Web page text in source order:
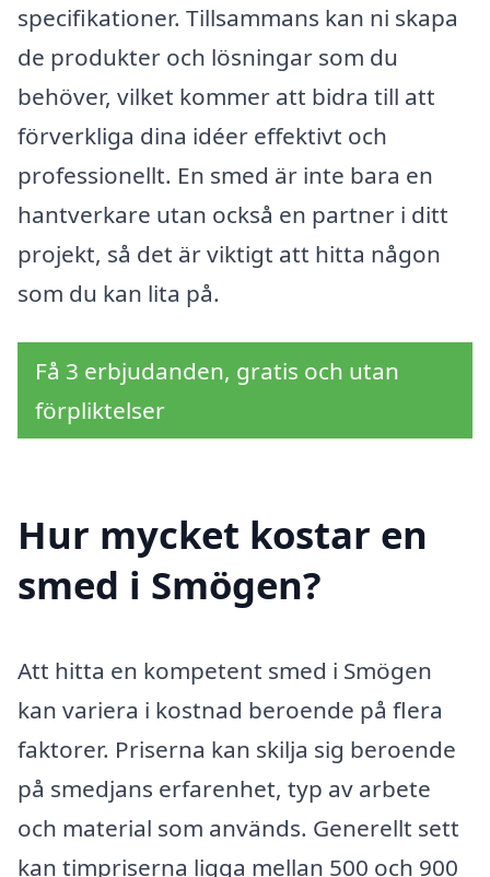
specifikationer. Tillsammans kan ni skapa
de produkter och lösningar som du
behöver, vilket kommer att bidra till att
förverkliga dina idéer effektivt och
professionellt. En smed är inte bara en
hantverkare utan också en partner i ditt
projekt, så det är viktigt att hitta någon
som du kan lita på.
Få 3 erbjudanden, gratis och utan
förpliktelser
Hur mycket kostar en
smed i Smögen?
Att hitta en kompetent smed i Smögen
kan variera i kostnad beroende på flera
faktorer. Priserna kan skilja sig beroende
på smedjans erfarenhet, typ av arbete
och material som används. Generellt sett
kan timpriserna ligga mellan 500 och 900